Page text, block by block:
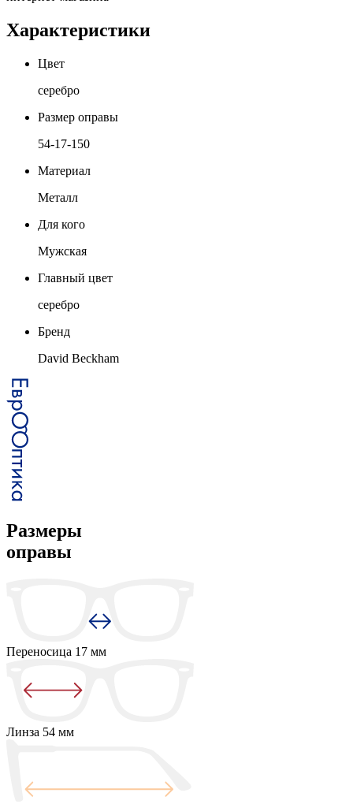
Характеристики
Цвет
серебро
Размер оправы
54-17-150
Материал
Металл
Для кого
Мужская
Главный цвет
серебро
Бренд
David Beckham
Размеры
оправы
Переносица 17 мм
Линза 54 мм